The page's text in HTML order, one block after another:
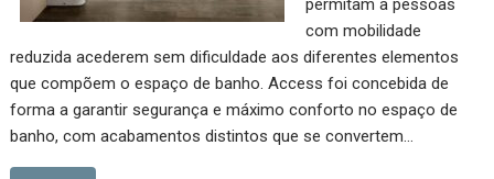
permitam a pessoas
com mobilidade
reduzida acederem sem dificuldade aos diferentes elementos
que compõem o espaço de banho. Access foi concebida de
forma a garantir segurança e máximo conforto no espaço de
banho, com acabamentos distintos que se convertem…